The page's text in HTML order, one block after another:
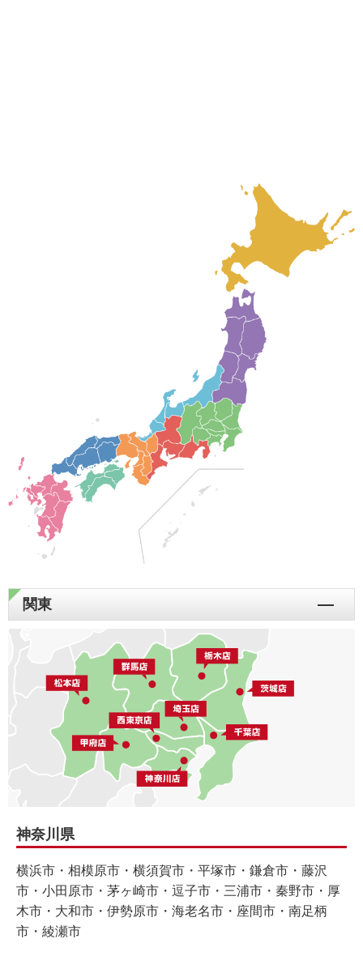
関東
神奈川県
横浜市・相模原市・横須賀市・平塚市・鎌倉市・藤沢
市・小田原市・茅ヶ崎市・逗子市・三浦市・秦野市・厚
木市・大和市・伊勢原市・海老名市・座間市・南足柄
市・綾瀬市